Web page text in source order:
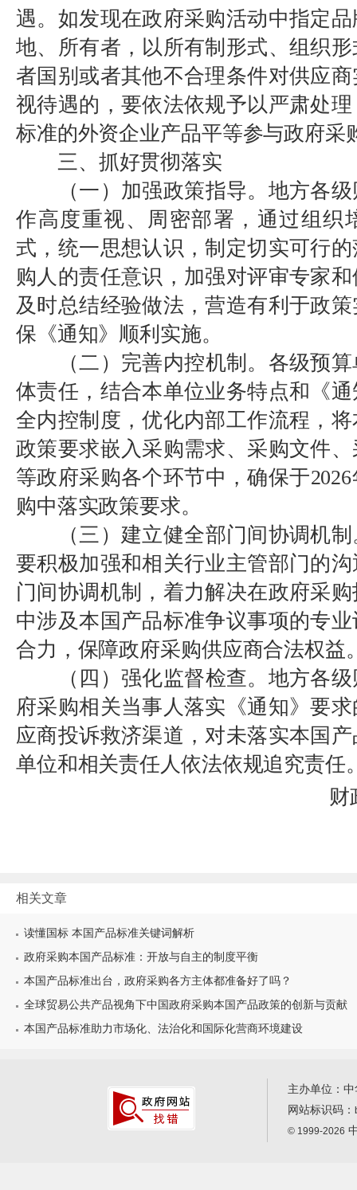
遇。如发现在政府采购活动中指定
地、所有者，以所有制形式、组织
者国别或者其他不合理条件对供应
视待遇的，要依法依规予以严肃处
标准的外资企业产品平等参与政府采
三、抓好贯彻落实
（一）加强政策指导。地方各
作高度重视、周密部署，通过组织
式，统一思想认识，制定切实可行
购人的责任意识，加强对评审专家
及时总结经验做法，营造有利于政
保《通知》顺利实施。
（二）完善内控机制。各级预
体责任，结合本单位业务特点和《
全内控制度，优化内部工作流程，
政策要求嵌入采购需求、采购文件
等政府采购各个环节中，确保于
购中落实政策要求。
（三）建立健全部门间协调机
要积极加强和相关行业主管部门的
门间协调机制，着力解决在政府采
中涉及本国产品标准争议事项的专
合力，保障政府采购供应商合法权益
（四）强化监督检查。地方各
府采购相关当事人落实《通知》要
应商投诉救济渠道，对未落实本国
单位和相关责任人依法依规追究责任
财
相关文章
读懂国标 本国产品标准关键词解析
政府采购本国产品标准：开放与自主的制度平衡
本国产品标准出台，政府采购各方主体都准备好了吗？
全球贸易公共产品视角下中国政府采购本国产品政策的创新与贡献
本国产品标准助力市场化、法治化和国际化营商环境建设
主办单位：
网站标识码：
© 1999-2026